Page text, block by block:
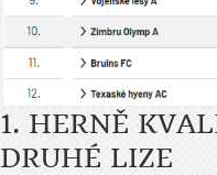
1. HERNĚ
DRUHÉ LIZE